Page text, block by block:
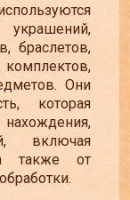
браслетов,
Они
которая
включая
также от